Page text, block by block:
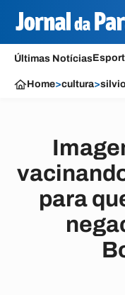
Últimas Notícias
Home>cultura>
para